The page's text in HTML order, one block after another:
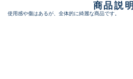
商品説明
使用感や傷はあるが、全体的に綺麗な商品です。